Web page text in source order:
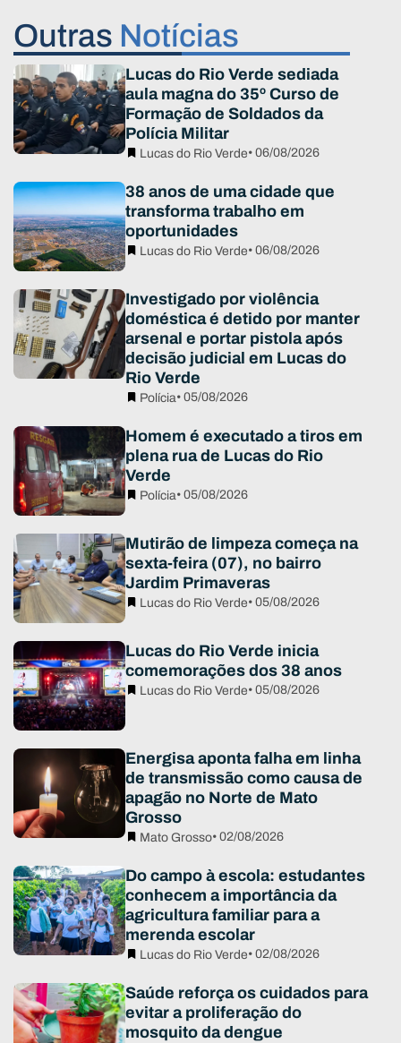
Outras Notícias
Lucas do Rio Verde sediada
aula magna do 35º Curso de
Formação de Soldados da
Polícia Militar
Lucas do Rio Verde• 06/08/2026
38 anos de uma cidade que
transforma trabalho em
oportunidades
Lucas do Rio Verde• 06/08/2026
Investigado por violência
doméstica é detido por manter
arsenal e portar pistola após
decisão judicial em Lucas do
Rio Verde
Polícia• 05/08/2026
Homem é executado a tiros em
plena rua de Lucas do Rio
Verde
Polícia• 05/08/2026
Mutirão de limpeza começa na
sexta-feira (07), no bairro
Jardim Primaveras
Lucas do Rio Verde• 05/08/2026
Lucas do Rio Verde inicia
comemorações dos 38 anos
Lucas do Rio Verde• 05/08/2026
Energisa aponta falha em linha
de transmissão como causa de
apagão no Norte de Mato
Grosso
Mato Grosso• 02/08/2026
Do campo à escola: estudantes
conhecem a importância da
agricultura familiar para a
merenda escolar
Lucas do Rio Verde• 02/08/2026
Saúde reforça os cuidados para
evitar a proliferação do
mosquito da dengue